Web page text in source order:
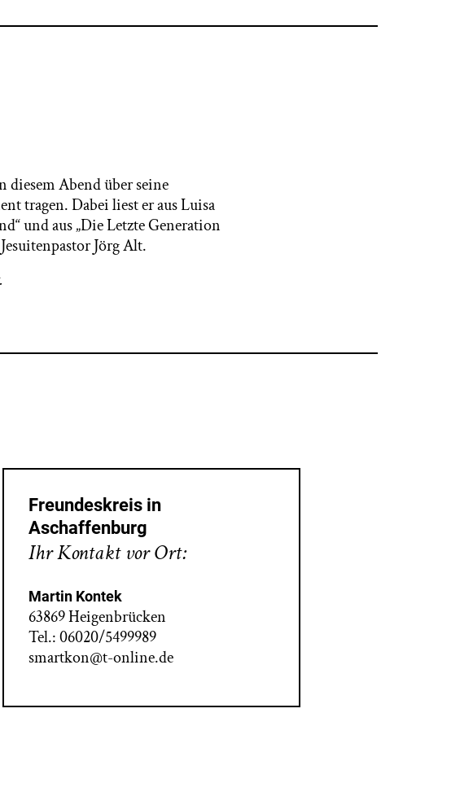
Abend über seine
tragen. Dabei liest er aus Luisa
und aus „Die Letzte Generation
Jörg Alt.
Freundeskreis in
Aschaffenburg
Ihr Kontakt vor Ort:
Martin Kontek
63869 Heigenbrücken
Tel.: 06020/5499989
smartkon@t-online.de